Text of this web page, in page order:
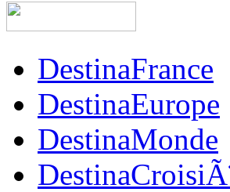
DestinaFrance
DestinaEurope
DestinaMonde